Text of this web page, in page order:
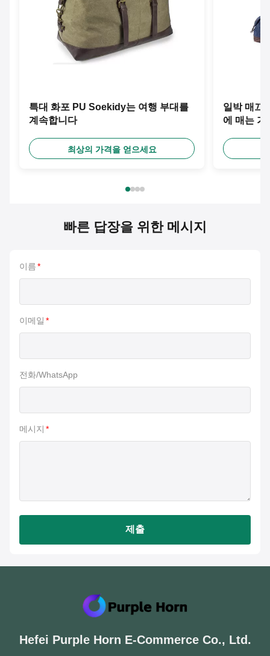
특대 화포 PU Soekidy는 여행 부대를
계속합니다
최상의 가격을 얻으세요
일박 매끄
에 매는 가
빠른 답장을 위한 메시지
이름*
이메일 *
전화/WhatsApp
메시지 *
제출
Hefei Purple Horn E-Commerce Co., Ltd.